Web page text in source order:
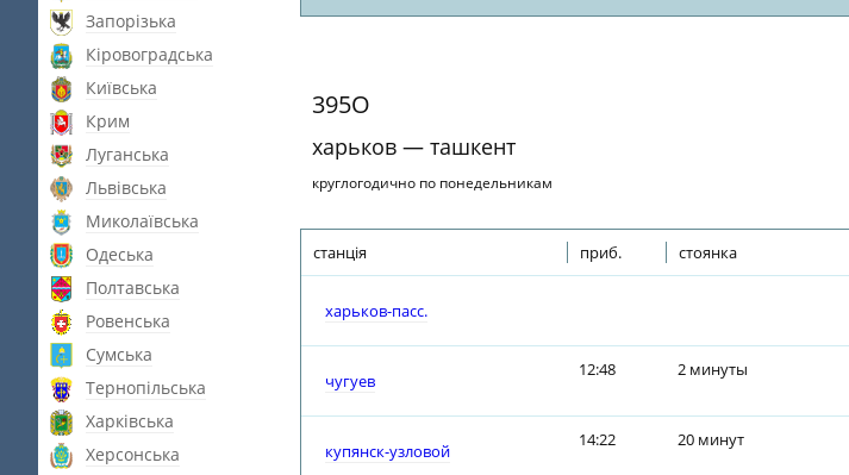
Запорізька
Кіровоградська
Київська
Крим
Луганська
Львівська
Миколаївська
Одеська
Полтавська
Ровенська
Сумська
Тернопільська
Харківська
Херсонська
395О
харьков — ташкент
круглогодично по понедельникам
станція приб. стоянка
харьков-пасс.
чугуев
12:48 2 минуты
купянск-узловой
14:22 20 минут